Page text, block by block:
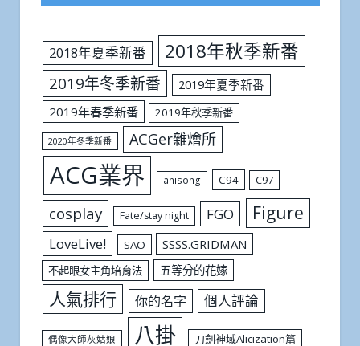
2018年夏季新番 2018年秋季新番
2019年冬季新番
2019年夏季新番
2019年春季新番
2019年秋季新番
2020年冬季新番 ACGer雜燴所
ACG業界 anisong C94 C97
cosplay Fate/stay night FGO Figure
LoveLive! SAO SSSS.GRIDMAN
不起眼女主角培育法 五等分的花嫁
人氣排行 你的名字 個人評論
偶像大師灰姑娘 八掛 刀劍神域Alicization篇